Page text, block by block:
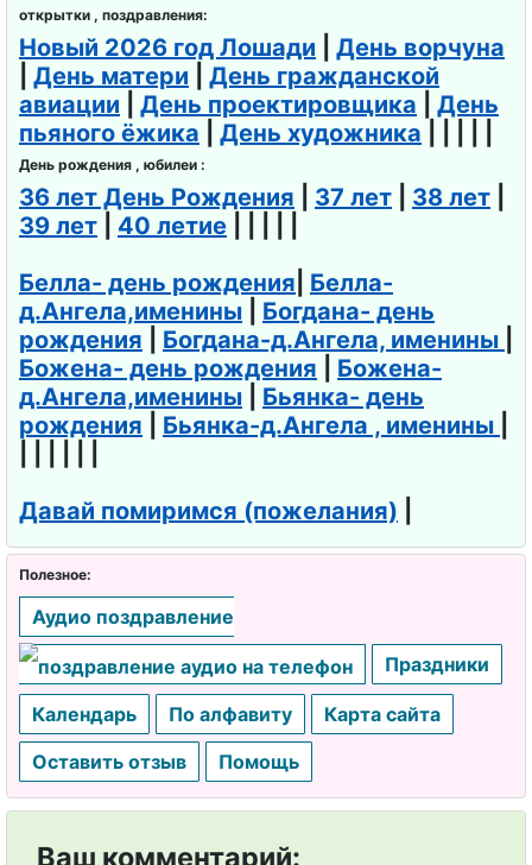
открытки , поздравления:
Новый 2026 год Лошади
День ворчуна
День матери
День гражданской
авиации
День проектировщика
День
пьяного ёжика
День художника
День рождения , юбилеи :
36 лет День Рождения 37 лет 38 лет
39 лет
40 летие
Белла- день рождения Белла-
д.Ангела,именины
Богдана- день
рождения
Богдана-д.Ангела, именины
Божена- день рождения
Божена-
д.Ангела,именины
Бьянка- день
рождения
Бьянка-д.Ангела , именины
Давай помиримся (пожелания)
Полезное:
Аудио поздравление
Праздники
Календарь По алфавиту
Карта сайта
Оставить отзыв
Помощь
Ваш комментарий: